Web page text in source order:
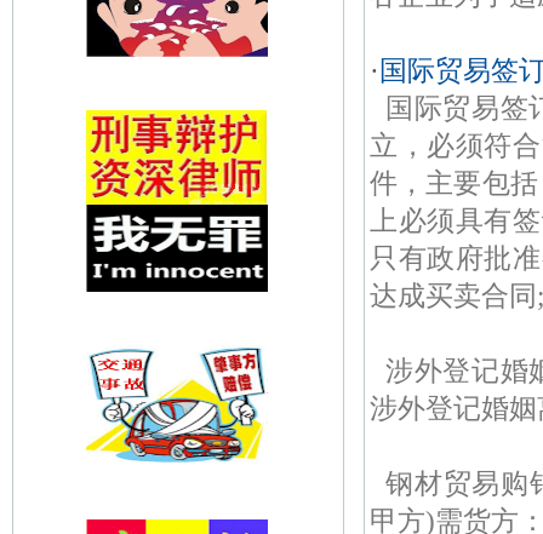
·国际贸易签
国际贸易签
立，必须符
件，主要包
上必须具有
只有政府批
达成买卖合
涉外登记婚
涉外登记婚
钢材贸易购
甲方)需货方